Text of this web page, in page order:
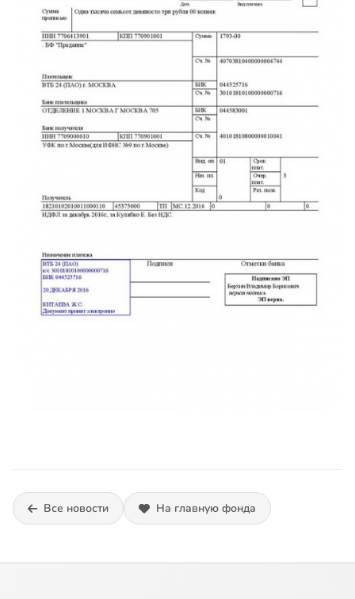
Все новости На главную фонда